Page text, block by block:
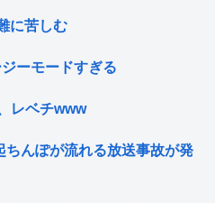
に苦しむ
ーモードすぎる
レベチwww
ちんぽが流れる放送事故が発